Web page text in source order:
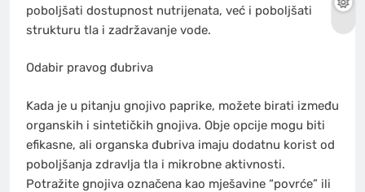
poboljšati dostupnost nutrijenata, već i poboljšati
strukturu tla i zadržavanje vode.
Odabir pravog đubriva
Kada je u pitanju gnojivo paprike, možete birati između
organskih i sintetičkih gnojiva. Obje opcije mogu biti
efikasne, ali organska đubriva imaju dodatnu korist od
poboljšanja zdravlja tla i mikrobne aktivnosti.
Potražite gnojiva označena kao mješavine “povrće” ili